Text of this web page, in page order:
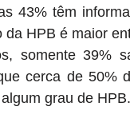
43% têm
da HPB é maior
somente 39%
cerca de 50%
grau de HPB.